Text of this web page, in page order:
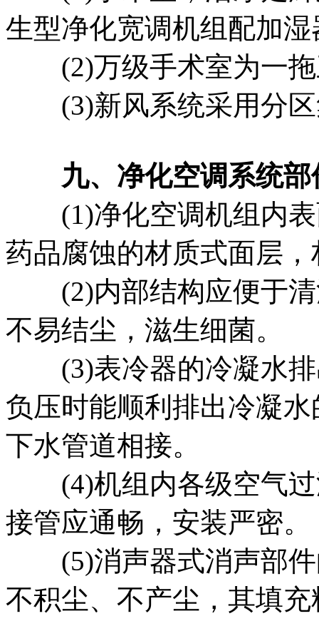
生型净化宽调机组配加
(2)万级手术室为一拖
(3)新风系统采用分区
九、净化空调系统部
(1)净化空调机组内表
药品腐蚀的材质式面层
(2)内部结构应便于清
不易结尘，滋生细菌。
(3)表冷器的冷凝水排
负压时能顺利排出冷凝
下水管道相接。
(4)机组内各级空气过
接管应通畅，安装严密。
(5)消声器式消声部件
不积尘、不产尘，其填